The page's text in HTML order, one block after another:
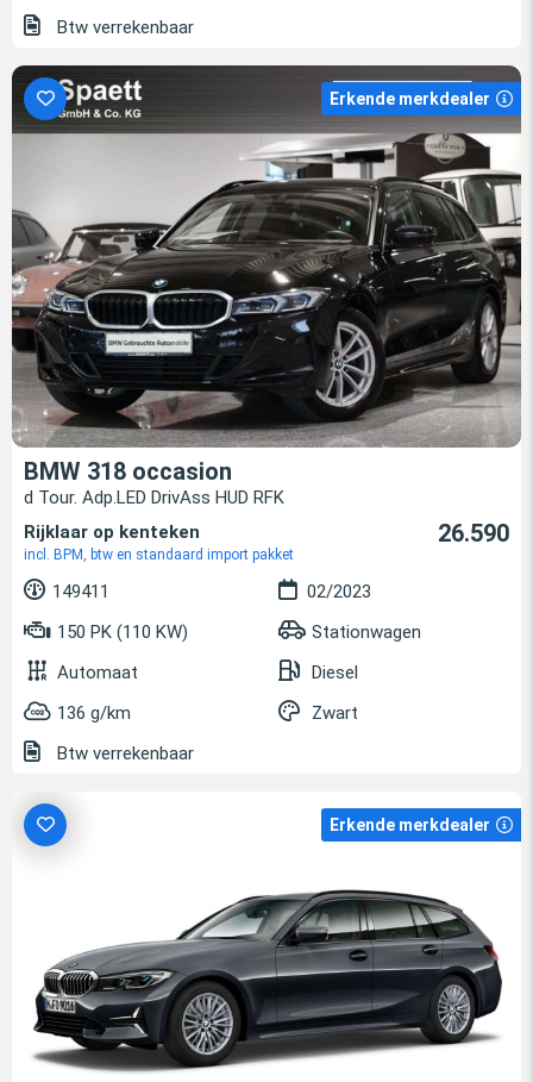
Btw verrekenbaar
Erkende merkdealer
BMW 318 occasion
d Tour. Adp.LED DrivAss HUD RFK
Rijklaar op kenteken
incl. BPM, btw en standaard import pakket
26.590
149411
02/2023
150 PK (110 KW)
Stationwagen
Automaat
Diesel
136 g/km
Zwart
Btw verrekenbaar
Erkende merkdealer